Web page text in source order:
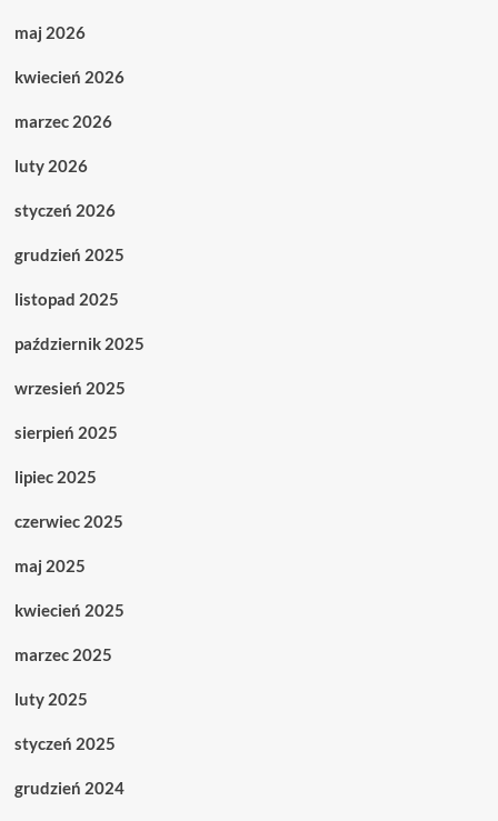
maj 2026
kwiecień 2026
marzec 2026
luty 2026
styczeń 2026
grudzień 2025
listopad 2025
październik 2025
wrzesień 2025
sierpień 2025
lipiec 2025
czerwiec 2025
maj 2025
kwiecień 2025
marzec 2025
luty 2025
styczeń 2025
grudzień 2024